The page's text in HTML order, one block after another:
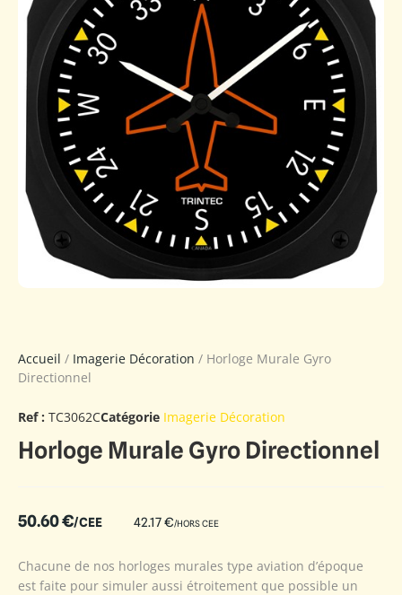
Accueil / Imagerie Décoration / Horloge Murale Gyro
Directionnel
Ref : TC3062CCatégorie Imagerie Décoration
Horloge Murale Gyro Directionnel
50.60€/CEE 42.17€/HORS CEE
Chacune de nos horloges murales type aviation d’époque
est faite pour simuler aussi étroitement que possible un